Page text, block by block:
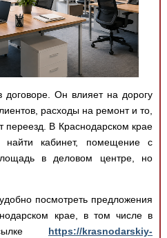
Он влияет на дорогу
расходы на ремонт и то,
переезд. В Краснодарском крае
кабинет, помещение с
в деловом центре, но
посмотреть предложения
крае, в том числе в
https://krasnodarskiy-